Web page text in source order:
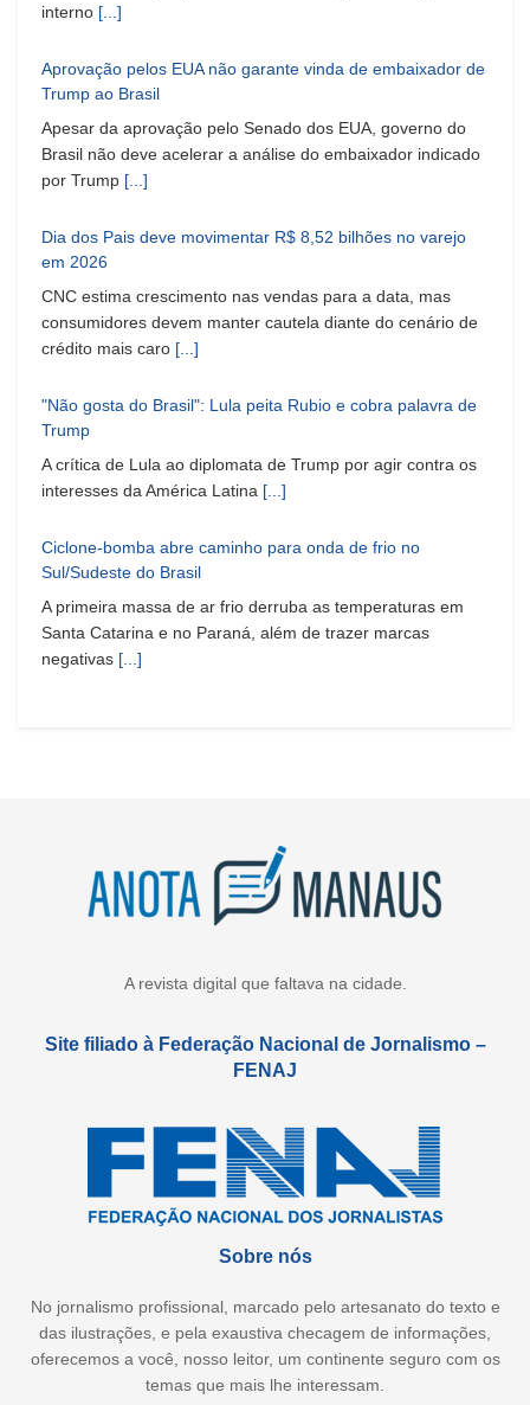
interno [...]
Aprovação pelos EUA não garante vinda de embaixador de
Trump ao Brasil
Apesar da aprovação pelo Senado dos EUA, governo do
Brasil não deve acelerar a análise do embaixador indicado
por Trump [...]
Dia dos Pais deve movimentar R$ 8,52 bilhões no varejo
em 2026
CNC estima crescimento nas vendas para a data, mas
consumidores devem manter cautela diante do cenário de
crédito mais caro [...]
"Não gosta do Brasil": Lula peita Rubio e cobra palavra de
Trump
A crítica de Lula ao diplomata de Trump por agir contra os
interesses da América Latina [...]
Ciclone-bomba abre caminho para onda de frio no
Sul/Sudeste do Brasil
A primeira massa de ar frio derruba as temperaturas em
Santa Catarina e no Paraná, além de trazer marcas
negativas [...]
A revista digital que faltava na cidade.
Site filiado à Federação Nacional de Jornalismo –
FENAJ
Sobre nós
No jornalismo profissional, marcado pelo artesanato do texto e
das ilustrações, e pela exaustiva checagem de informações,
oferecemos a você, nosso leitor, um continente seguro com os
temas que mais lhe interessam.